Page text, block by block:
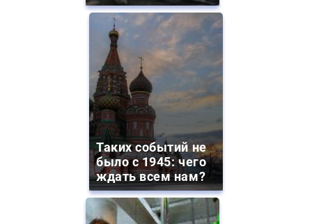
Таких событий не
было с 1945: чего
ждать всем нам?